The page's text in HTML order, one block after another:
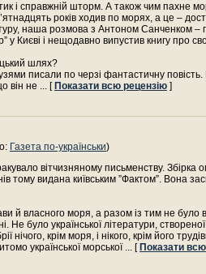
і справжній шторм. А також чим пахне
років ходив по морях, а це –
наша розмова з Антоном Санченком –
у Києві і нещодавно випустив книгу про
шлях?
писали по черзі фантастичну
він не ... [ Показати всю рецензію ]
Газета по-українськи)
вітчизняному письменству. Збірка
тому видана київським ”Фактом”. Вона
й власного моря, а разом із тим не було
Не було української літератури,
нічого, крім моря, і нікого, крім його
української морської ... [ Показати